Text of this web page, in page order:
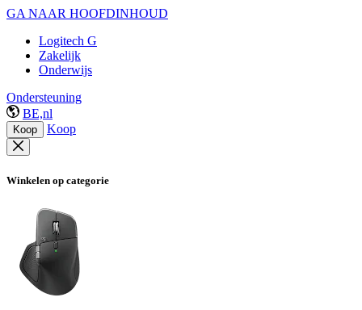
GA NAAR HOOFDINHOUD
Logitech G
Zakelijk
Onderwijs
Ondersteuning
BE,nl
Koop Koop
Winkelen op categorie